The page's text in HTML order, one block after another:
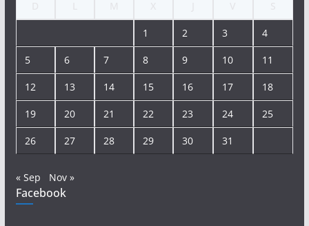
1 2 3 4
5 6 7 8 9 10 11
12 13 14 15 16 17 18
19 20 21 22 23 24 25
26 27 28 29 30 31
« Sep Nov »
Facebook